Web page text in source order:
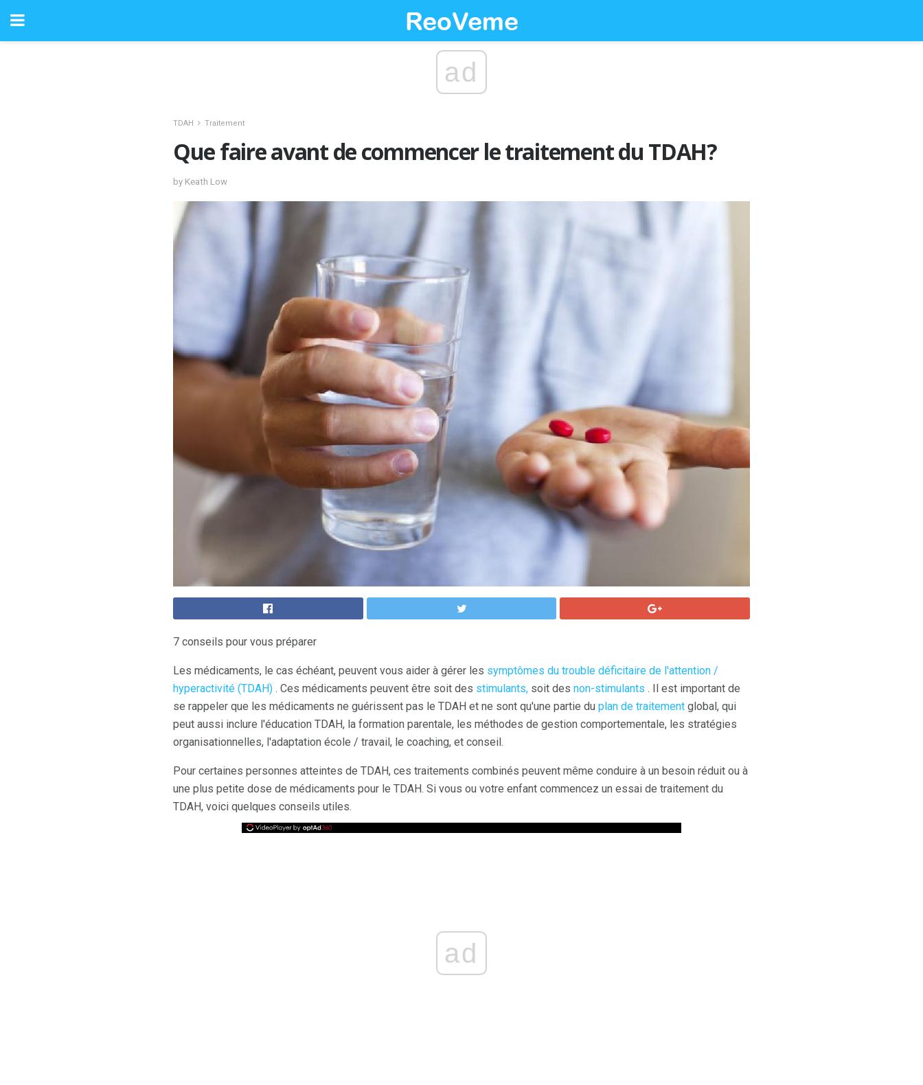
ad
TDAH Traitement
Que faire avant de commencer le traitement du TDAH?
by Keath Low
7 conseils pour vous préparer
Les médicaments, le cas échéant, peuvent vous aider à gérer les symptômes du trouble déficitaire de l'attention /
hyperactivité (TDAH) . Ces médicaments peuvent être soit des stimulants, soit des non-stimulants . Il est important de
se rappeler que les médicaments ne guérissent pas le TDAH et ne sont qu'une partie du plan de traitement global, qui
peut aussi inclure l'éducation TDAH, la formation parentale, les méthodes de gestion comportementale, les stratégies
organisationnelles, l'adaptation école / travail, le coaching, et conseil.
Pour certaines personnes atteintes de TDAH, ces traitements combinés peuvent même conduire à un besoin réduit ou à
une plus petite dose de médicaments pour le TDAH. Si vous ou votre enfant commencez un essai de traitement du
TDAH, voici quelques conseils utiles.
ad